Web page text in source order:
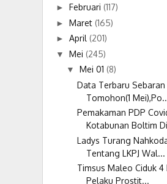
► Februari (117)
► Maret (165)
► April (201)
▼ Mei (245)
▼ Mei 01 (8)
Data Terbaru Sebaran
Tomohon(1
Pemakaman PDP
Kotabunan Boltim
Ladys Turang
Tentang LKPJ Wal...
Timsus Maleo Ciduk
Pelaku Prostit...